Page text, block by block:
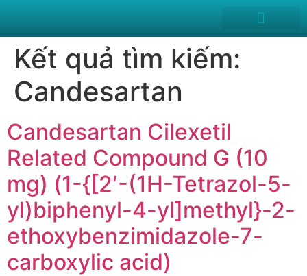
Kết quả tìm kiếm:
Candesartan
Candesartan Cilexetil
Related Compound G (10
mg) (1-{[2′-(1H-Tetrazol-5-
yl)biphenyl-4-yl]methyl}-2-
ethoxybenzimidazole-7-
carboxylic acid)